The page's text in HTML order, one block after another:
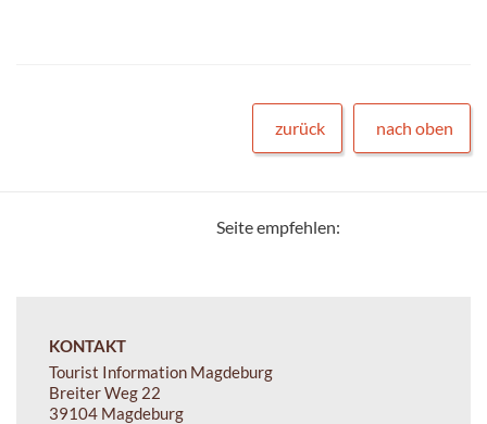
zurück nach oben
Seite empfehlen:
KONTAKT
Tourist Information Magdeburg
Breiter Weg 22
39104 Magdeburg